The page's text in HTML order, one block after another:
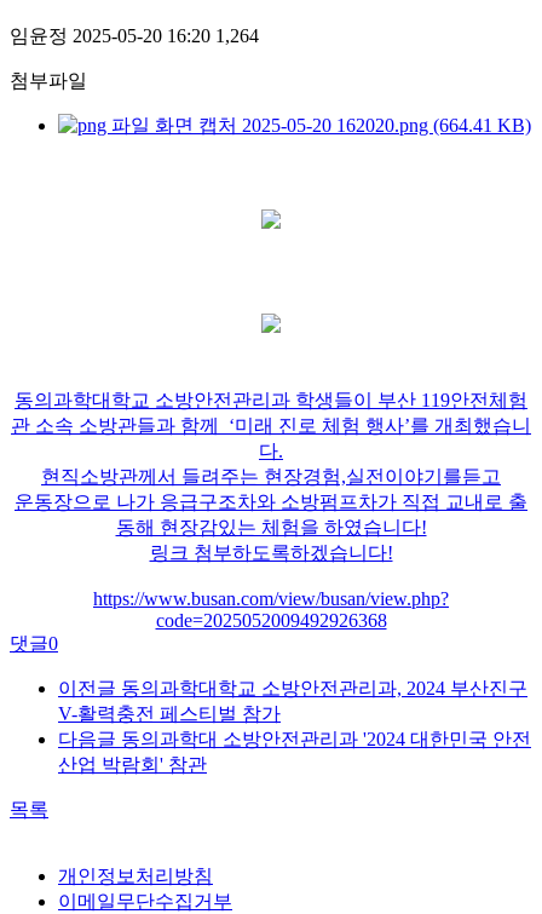
임윤정 2025-05-20 16:20 1,264
첨부파일
화면 캡처 2025-05-20 162020.png (664.41 KB)
동의과학대학교 소방안전관리과 학생들이 부산 119안전체험
관 소속 소방관들과 함께 ‘미래 진로 체험 행사’를 개최했습니
다.
현직소방관께서 들려주는 현장경험,실전이야기를듣고
운동장으로 나가 응급구조차와 소방펌프차가 직접 교내로 출
동해 현장감있는 체험을 하였습니다!
링크 첨부하도록하겠습니다!
https://www.busan.com/view/busan/view.php?
code=2025052009492926368
댓글0
이전글 동의과학대학교 소방안전관리과, 2024 부산진구
V-활력충전 페스티벌 참가
다음글 동의과학대 소방안전관리과 '2024 대한민국 안전
산업 박람회' 참관
목록
개인정보처리방침
이메일무단수집거부